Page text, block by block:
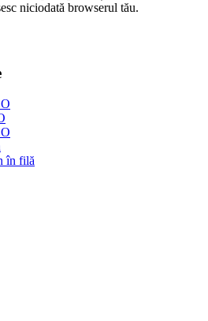
niciodată browserul tău.
în filă